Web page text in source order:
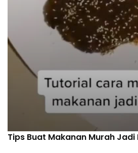
Tips Buat Makanan Murah Jadi